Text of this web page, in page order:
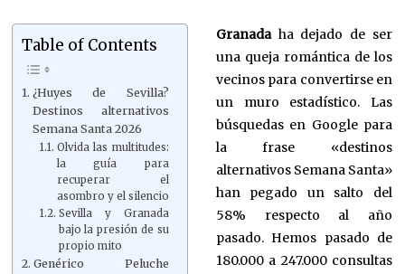
Table of Contents
¿Huyes de Sevilla?
Destinos alternativos
Semana Santa 2026
Olvida las multitudes:
la guía para
recuperar el
asombro y el silencio
Sevilla y Granada
bajo la presión de su
propio mito
Genérico Peluche
Granadaha dejado de ser
una queja romántica de los
vecinos para convertirse en
un muro estadístico. Las
búsquedas en Google para
la frase «destinos
alternativos Semana Santa»
han pegado un salto del
58% respecto al año
pasado. Hemos pasado de
180.000 a 247.000 consultas